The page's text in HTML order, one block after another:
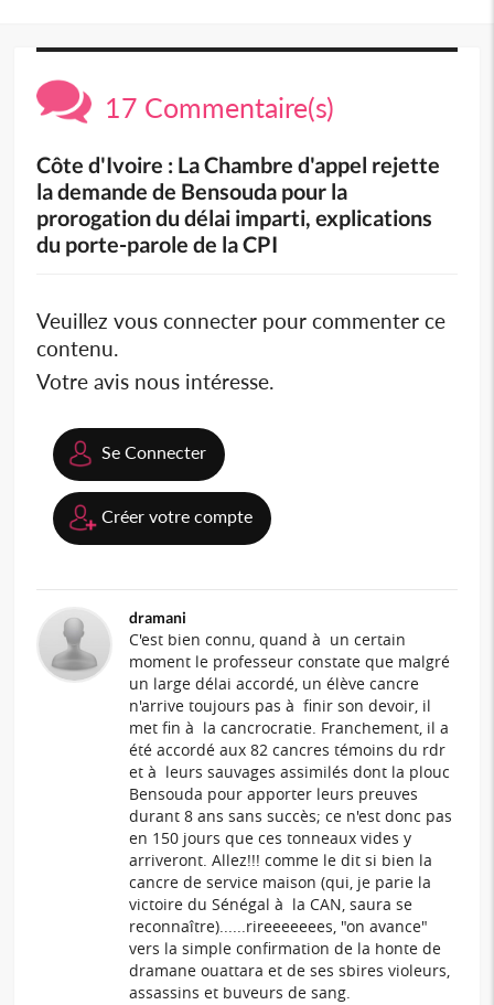
17 Commentaire(s)
Côte d'Ivoire : La Chambre d'appel rejette
la demande de Bensouda pour la
prorogation du délai imparti, explications
du porte-parole de la CPI
Veuillez vous connecter pour commenter ce
contenu.
Votre avis nous intéresse.
Se Connecter
Créer votre compte
dramani
C'est bien connu, quand à un certain
moment le professeur constate que malgré
un large délai accordé, un élève cancre
n'arrive toujours pas à finir son devoir, il
met fin à la cancrocratie. Franchement, il a
été accordé aux 82 cancres témoins du rdr
et à leurs sauvages assimilés dont la plouc
Bensouda pour apporter leurs preuves
durant 8 ans sans succès; ce n'est donc pas
en 150 jours que ces tonneaux vides y
arriveront. Allez!!! comme le dit si bien la
cancre de service maison (qui, je parie la
victoire du Sénégal à la CAN, saura se
reconnaître)......rireeeeeees, "on avance"
vers la simple confirmation de la honte de
dramane ouattara et de ses sbires violeurs,
assassins et buveurs de sang.